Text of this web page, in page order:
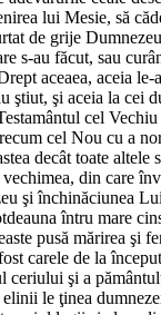
lui Mesie, să
de grije
s-au făcut, sau
aceaea, aceia
ştiut, şi aceia la cei
cel
cel Nou cu a
decât toate altele
din care
şi închinăciunea
întru mare
pusă mărirea şi
carele de la
ceriului şi a
le ţinea